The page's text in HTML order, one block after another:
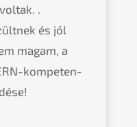
.
és jól
magam, a
kompe­ten­